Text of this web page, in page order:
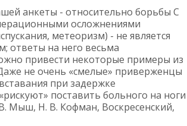
анкеты - относительно борьбы C
осложнениями
метеоризм) - не является
ответы на него весьма
привести некоторые примеры из
не очень «смелые» приверженцы
при задержке
поставить больного на ноги
Мыш, Н. В. Кофман, Воскресенский,